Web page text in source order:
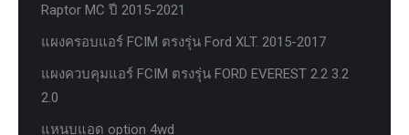
Raptor MC ปี 2015-2021
แผงครอบแอร์ FCIM ตรงรุ่น Ford XLT. 2015-2017
แผงควบคุมแอร์ FCIM ตรงรุ่น FORD EVEREST 2.2 3.2
2.0
แหนบแอด option 4wd